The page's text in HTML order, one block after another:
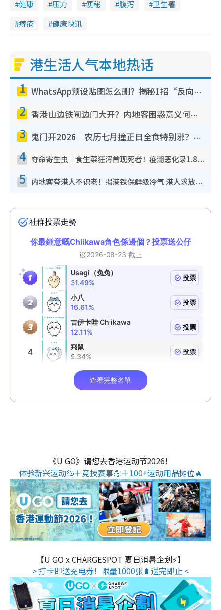
健康 压力 便秘 腹泻
卫生署
痔疮
健康快讯
港生活人气本地热话
1 WhatsApp预设贴图怎么删？揭秘1招“反向操作”还原简洁界面 附3步实测教程
2 香港山边铁闸边门大开？内地客困惑意义何在！网友神回复：这种叫法理性防御
3 鬼门开2026｜农历七月撞正日全食特别邪？专家警告切忌做一事！揭4大禁忌+2招保平安
4 夺命寄生虫｜食生菜狂泻首现死者！疫潮恶化录1.8万宗病例 揭洗菜3大谬误
5 内地客夸港人不识老！揭港铁保鲜级冷气 港人求放过：别投诉
《U GO》请您去香港运动节2026！
体验新兴运动💦＋竞技赛事💪＋100+运动用品摊位🔥
【U GO x CHARGESPOT 夏日消暑企划⚡】
> 打卡即送充电券！限量1000张🔋送完即止 <